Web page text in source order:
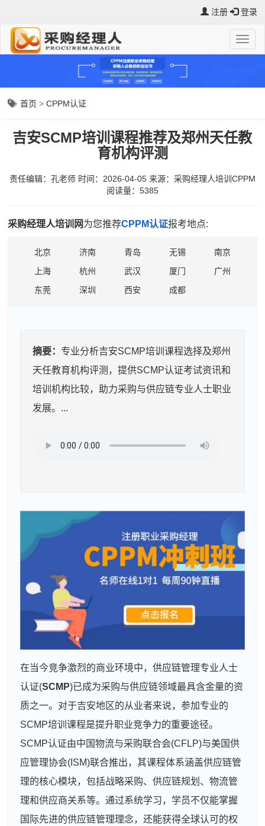
注册 登录
首页 >CPPM认证
吉安SCMP培训课程推荐及郑州天任教
育机构评测
责任编辑：孔老师 时间：2026-04-05 来源： 采购经理人培训CPPM
阅读量：5385
采购经理人培训网为您推荐CPPM认证报考地点:
北京 济南 青岛 无锡
南京
上海
杭州 武汉 厦门
广州
东莞
深圳 西安 成都
摘要： 专业分析吉安SCMP培训课程选择及郑州
天任教育机构评测，提供SCMP认证考试资讯和
培训机构比较，助力采购与供应链专业人士职业
发展。...
在当今竞争激烈的商业环境中，供应链管理专业人士
认证(SCMP)已成为采购与供应链领域最具含金量的资
质之一。对于吉安地区的从业者来说，参加专业的
SCMP培训课程是提升职业竞争力的重要途径。
SCMP认证由中国物流与采购联合会(CFLP)与美国供
应管理协会(ISM)联合推出，其课程体系涵盖供应链管
理的核心模块，包括战略采购、供应链规划、物流管
理和供应商关系等。通过系统学习，学员不仅能掌握
国际先进的供应链管理理念，还能获得全球认可的权